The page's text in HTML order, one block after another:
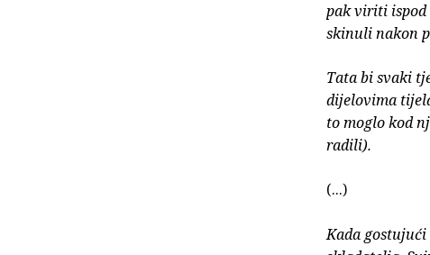
pak viriti ispod
skinuli nakon
Tata bi svaki
dijelovima
to moglo kod
radili).
(...)
Kada